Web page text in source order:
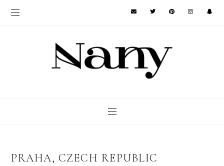
PRAHA, CZECH REPUBLIC